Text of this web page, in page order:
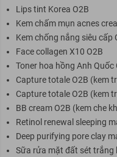
Lips tint Korea O2B
Kem chấm mụn acnes
Kem chống nắng siêu cấp
Face collagen X10 O2B
Toner hoa hồng Anh Quốc
Capture totale O2B (kem
Capture totale O2B (kem
BB cream O2B (kem che
Retinol renewal sleeping
Deep purifying pore clay
Sữa rửa mặt đất sét trắng